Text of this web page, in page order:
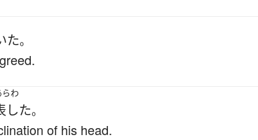
た。
らわ
した。
of his head.